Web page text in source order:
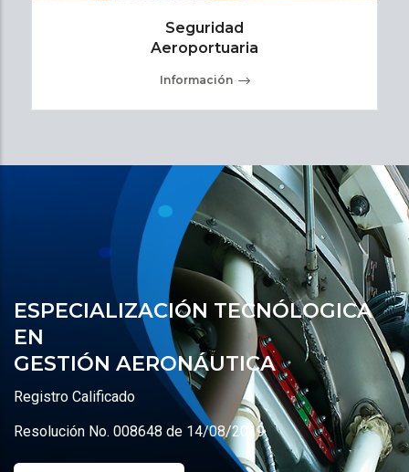
Seguridad
Aeroportuaria
Información
ESPECIALIZACIÓN TECNÓLOGICA
EN
GESTIÓN AERONÁUTICA
Registro Calificado
Resolución No. 008648 de 14/08/2019